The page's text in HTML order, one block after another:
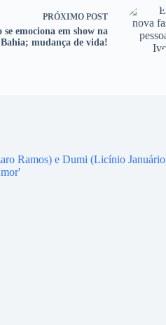
PRÓXIMO POST
se emociona em show na
Bahia; mudança de vida!